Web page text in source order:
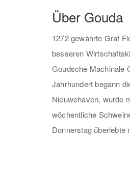
Über Gouda
1272 gewährte Graf
besseren
Goudsche Machinale
Jahrhundert begann
Nieuwehaven, wurde
wöchentliche
Donnerstag überlebte